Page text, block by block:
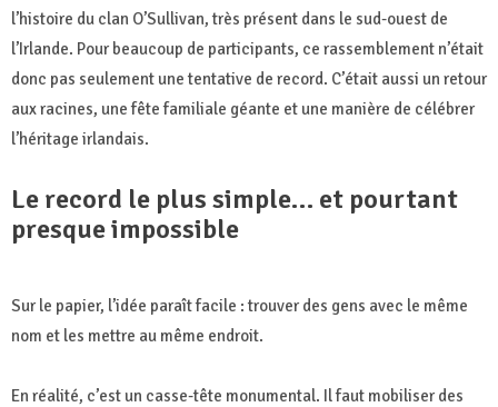
l’histoire du clan O’Sullivan, très présent dans le sud-ouest de
l’Irlande. Pour beaucoup de participants, ce rassemblement n’était
donc pas seulement une tentative de record. C’était aussi un retour
aux racines, une fête familiale géante et une manière de célébrer
l’héritage irlandais.
Le record le plus simple… et pourtant
presque impossible
Sur le papier, l’idée paraît facile : trouver des gens avec le même
nom et les mettre au même endroit.
En réalité, c’est un casse-tête monumental. Il faut mobiliser des